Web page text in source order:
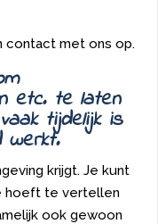
contact met ons op.
etc. te laten
tijdelijk is
werkt.
krijgt. Je kunt
hoeft te vertellen
ook gewoon